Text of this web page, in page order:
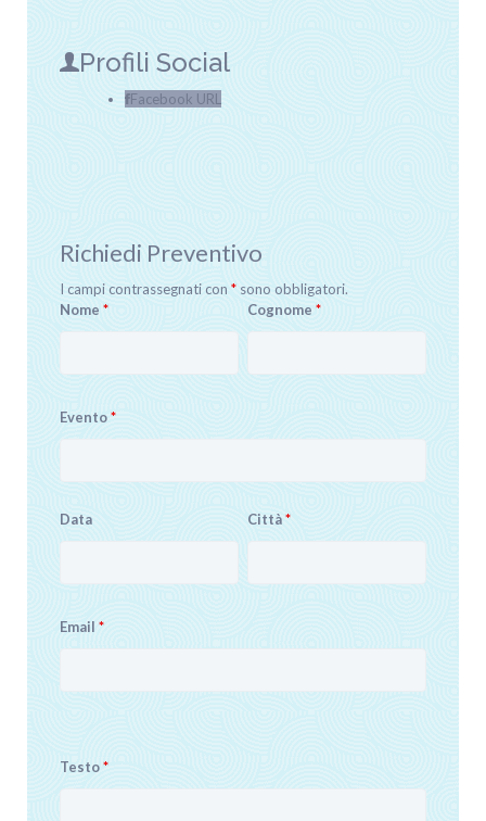
Profili Social
Facebook URL
Richiedi Preventivo
I campi contrassegnati con * sono obbligatori.
Nome * Cognome*
Evento*
Data Città*
Email *
Testo*